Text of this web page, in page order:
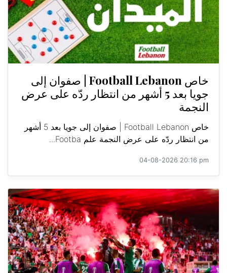
خاص Football Lebanon | صفوان إلى
جويا بعد 5 أشهر من انتظار ردّه على عرض
النجمة
خاص Football Lebanon | صفوان إلى جويا بعد 5 أشهر
من انتظار ردّه على عرض النجمة علم Footba...
04-08-2026 20:16 pm